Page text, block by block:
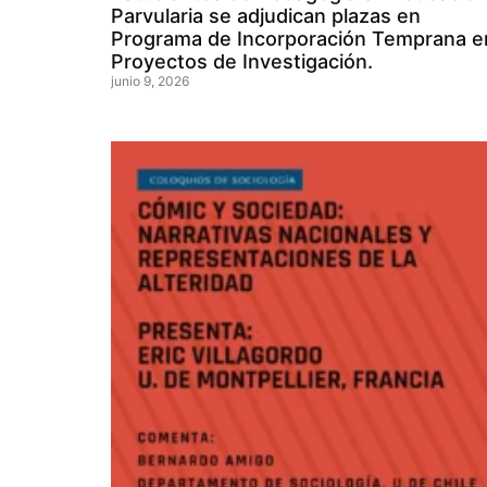
Parvularia se adjudican plazas en
Programa de Incorporación Temprana
Proyectos de Investigación.
junio 9, 2026